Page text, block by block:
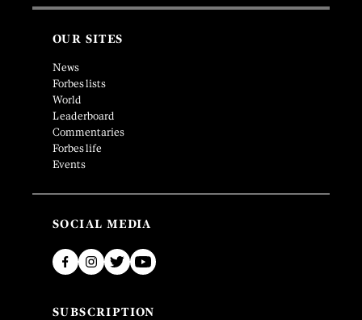
OUR SITES
News
Forbes lists
World
Leaderboard
Commentaries
Forbes life
Events
SOCIAL MEDIA
SUBSCRIPTION